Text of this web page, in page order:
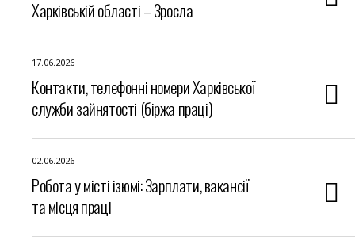
Харківській області – Зросла
17.06.2026
Контакти, телефонні номери Харківської
служби зайнятості (біржа праці)
02.06.2026
Робота у місті ізюмі: Зарплати, вакансії
та місця праці